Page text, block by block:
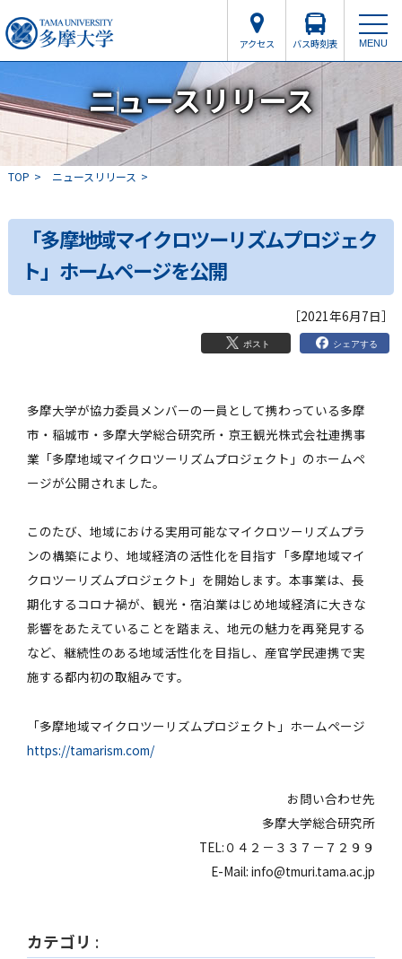
アクセス バス時刻表 MENU
ニュースリリース
TOP ニュースリリース
「多摩地域マイクロツーリズムプロジェク
ト」ホームページを公開
［2021年6月7日］
ポスト シェアする
多摩大学が協力委員メンバーの一員として携わっている多摩
市・稲城市・多摩大学総合研究所・京王観光株式会社連携事
業「多摩地域マイクロツーリズムプロジェクト」のホームペ
ージが公開されました。
このたび、地域における実用可能なマイクロツーリズムプラ
ンの構築により、地域経済の活性化を目指す「多摩地域マイ
クロツーリズムプロジェクト」を開始します。本事業は、長
期化するコロナ禍が、観光・宿泊業はじめ地域経済に大きな
影響をあたえていることを踏まえ、地元の魅力を再発見する
など、継続性のある地域活性化を目指し、産官学民連携で実
施する都内初の取組みです。
「多摩地域マイクロツーリズムプロジェクト」ホームページ
https://tamarism.com/
お問い合わせ先
多摩大学総合研究所
TEL:０４２－３３７－７２９９
E-Mail: info@tmuri.tama.ac.jp
カテゴリ :